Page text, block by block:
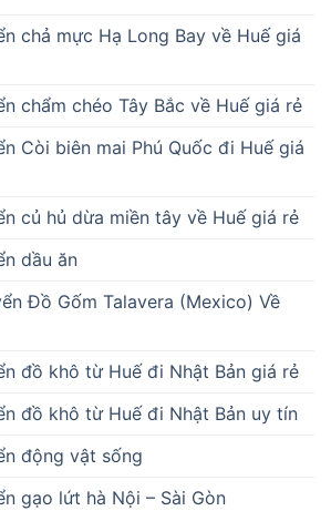
chả mực Hạ Long Bay về Huế giá
chẩm chéo Tây Bắc về Huế giá rẻ
Còi biên mai Phú Quốc đi Huế giá
củ hủ dừa miền tây về Huế giá rẻ
dầu ăn
Đồ Gốm Talavera (Mexico) Về
đồ khô từ Huế đi Nhật Bản giá rẻ
đồ khô từ Huế đi Nhật Bản uy tín
động vật sống
gạo lứt hà Nội – Sài Gòn